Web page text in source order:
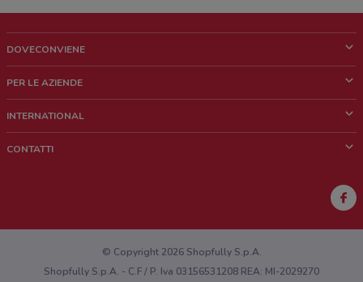
DOVECONVIENE
Chi siamo
Lavora con noi
PER LE AZIENDE
Richieste commerciali e marketing
INTERNATIONAL
CONTATTI
Hai un malfunzionamento sul web o sull'app?
© Copyright 2026 Shopfully S.p.A.
Shopfully S.p.A. - C.F / P. Iva 03156531208 REA: MI-2029270